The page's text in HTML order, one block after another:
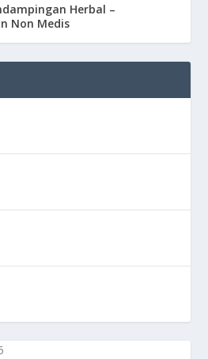
Herbal –
Non Medis